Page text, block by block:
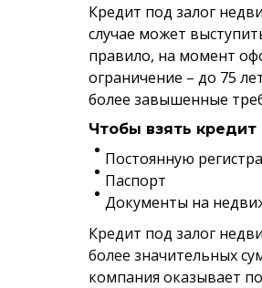
Кредит под залог
случае может
правило, на момент
ограничение – до 75
более завышенные
Чтобы взять
Постоянную
Паспорт
Документы на
Кредит под залог
более значительных
компания оказывает